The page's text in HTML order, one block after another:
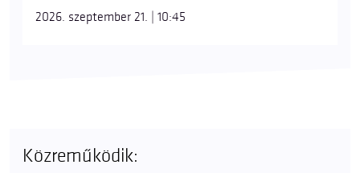
2026. szeptember 21. | 10:45
Közreműködik: